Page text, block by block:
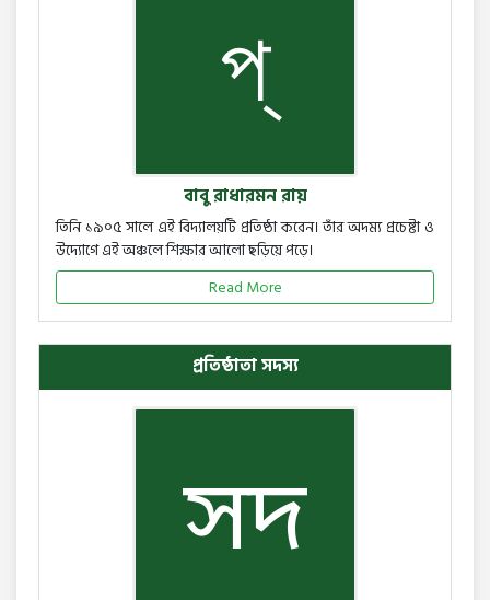
বাবু রাধারমন রায়
তিনি ১৯০৫ সালে এই বিদ্যালয়টি প্রতিষ্ঠা করেন। তাঁর অদম্য প্রচেষ্টা ও
উদ্যোগে এই অঞ্চলে শিক্ষার আলো ছড়িয়ে পড়ে।
Read More
প্রতিষ্ঠাতা সদস্য